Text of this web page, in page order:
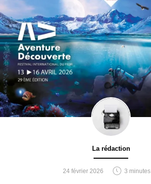
La rédaction
24 février 2026 3 minutes